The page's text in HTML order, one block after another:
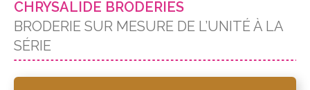
CHRYSALIDE BRODERIES
BRODERIE SUR MESURE DE L’UNITÉ À LA
SÉRIE